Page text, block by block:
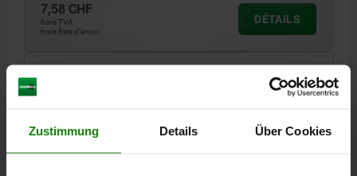
Zustimmung Details Über Cookies
7,58 CHF
hors TVA
hors frais d’envoi
DÉTAILS